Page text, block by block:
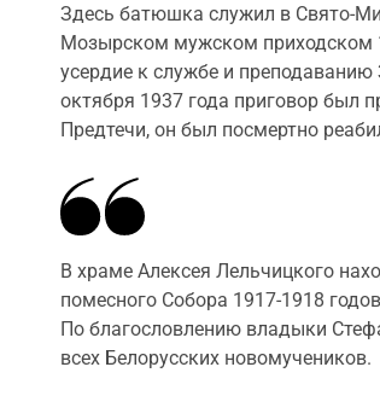
Здесь батюшка служил в Свято-
Мозырском мужском приходском
усердие к службе и
октября 1937 года приговор был
Предтечи, он был посмертно
В храме Алексея Лельчицкого
помесного Собора 1917-1918
По благословлению владыки
всех Белорусских новомучеников.